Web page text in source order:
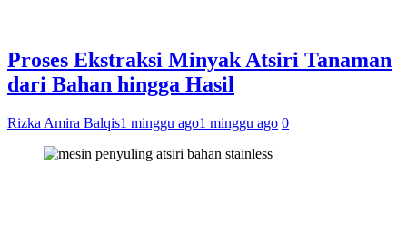
Proses Ekstraksi Minyak Atsiri Tanaman
dari Bahan hingga Hasil
Rizka Amira Balqis1 minggu ago1 minggu ago 0